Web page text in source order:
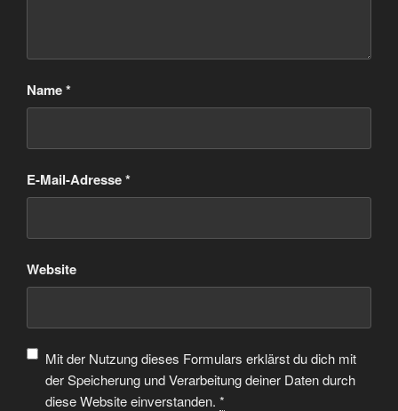
Name*
E-Mail-Adresse*
Website
Mit der Nutzung dieses Formulars erklärst du dich mit
der Speicherung und Verarbeitung deiner Daten durch
diese Website einverstanden. *